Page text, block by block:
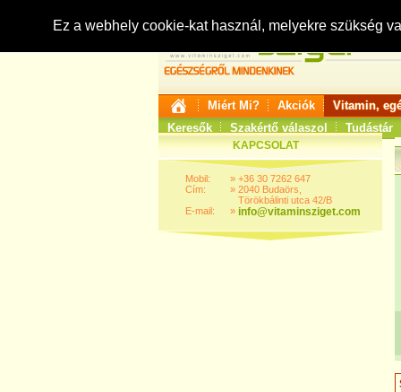
Ez a webhely cookie-kat használ, melyekre szükség
Miért Mi? Akciók Vitamin,
Keresők
Szakértő válaszol Tudástár
KAPCSOLAT
Mobil:
Cím:
E-mail:
»
»
»
+36 30 7262 647
2040 Budaörs,
Törökbálinti utca 42/B
info@vitaminsziget.com